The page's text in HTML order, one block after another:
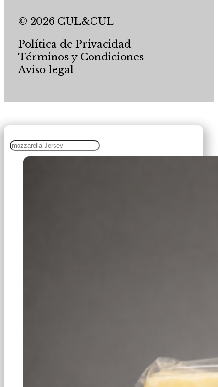
© 2026 CUL&CUL
Política de Privacidad
Términos y Condiciones
Aviso legal